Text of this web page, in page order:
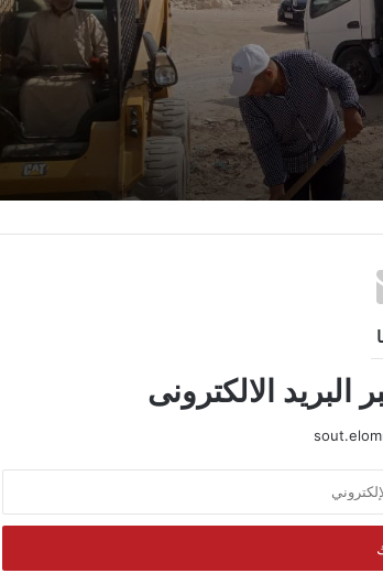
إجمالي المستفيدين إلى 104 ضمن «الفارس
الشهم 3»
وزارة الدولة للإعلام تطلق دعوة للاستخدام
المسؤول للتواصل الاجتماعي.. نحو فضاء
رقمي مصري أكثر أمانًا واحترامًا
تهنئة
الالكترونى